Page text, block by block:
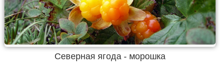
Северная ягода - морошка